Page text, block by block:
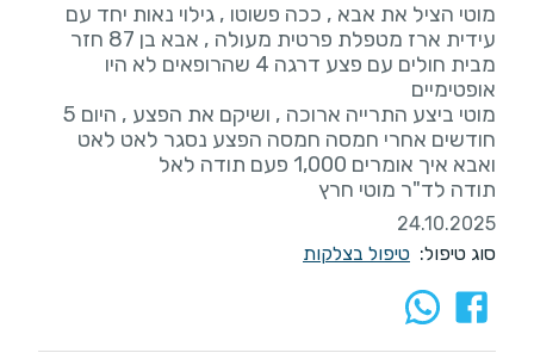
מוטי הציל את אבא , ככה פשוטו , גילוי נאות יחד עם
עידית ארז מטפלת פרטית מעולה , אבא בן 87 חזר
מבית חולים עם פצע דרגה 4 שהרופאים לא היו
מוטי ביצע התרייה ארוכה , ושיקם את הפצע , היום 5
חודשים אחרי חמסה חמסה הפצע נסגר לאט לאט
תודה לד"ר מוטי חרץ
24.10.2025
סוג טיפול: טיפול בצלקות